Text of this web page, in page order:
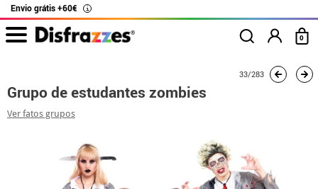
Envio grátis +60€ i
0
Grupo de estudantes zombies
33/283
Grupo de estudantes zombies
Ver fatos grupos